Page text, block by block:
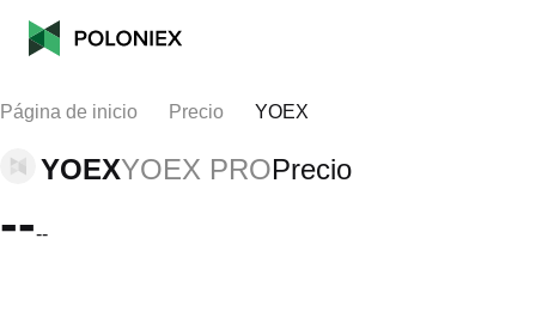
Página de inicio Precio YOEX
YOEXYOEX PROPrecio
----